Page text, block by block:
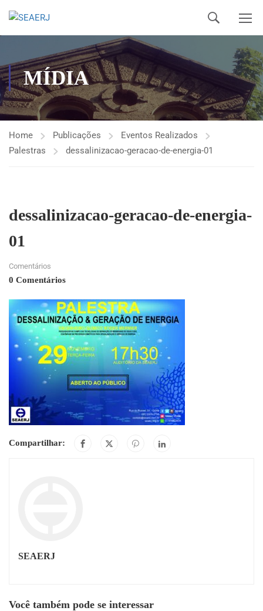
MÍDIA
Home Publicações
Eventos Realizados
Palestras
dessalinizacao-geracao-de-energia-01
dessalinizacao-geracao-de-energia-
01
Comentários
0 Comentários
Compartilhar:
SEAERJ
Você também pode se interessar